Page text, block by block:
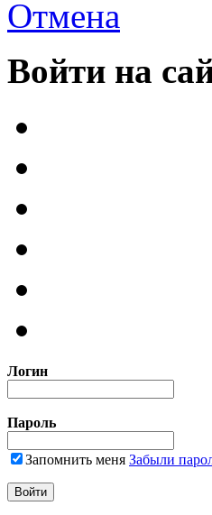
Отмена
Войти на
Логин
Пароль
Запомнить меня Забыли